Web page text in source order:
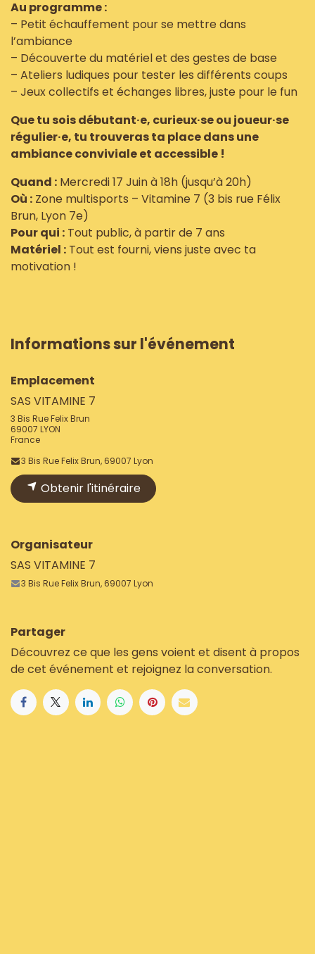
Au programme :
– Petit échauffement pour se mettre dans
l’ambiance
– Découverte du matériel et des gestes de base
– Ateliers ludiques pour tester les différents coups
– Jeux collectifs et échanges libres, juste pour le fun
Que tu sois débutant·e, curieux·se ou joueur·se
régulier·e, tu trouveras ta place dans une
ambiance conviviale et accessible !
Quand : Mercredi 17 Juin à 18h (jusqu’à 20h)
Où : Zone multisports – Vitamine 7 (3 bis rue Félix
Brun, Lyon 7e)
Pour qui : Tout public, à partir de 7 ans
Matériel : Tout est fourni, viens juste avec ta
motivation !
Informations sur l'événement
Emplacement
SAS VITAMINE 7
3 Bis Rue Felix Brun
69007 LYON
France
3 Bis Rue Felix Brun, 69007 Lyon
Obtenir l'itinéraire
Organisateur
SAS VITAMINE 7
3 Bis Rue Felix Brun, 69007 Lyon
Partager
Découvrez ce que les gens voient et disent à propos
de cet événement et rejoignez la conversation.